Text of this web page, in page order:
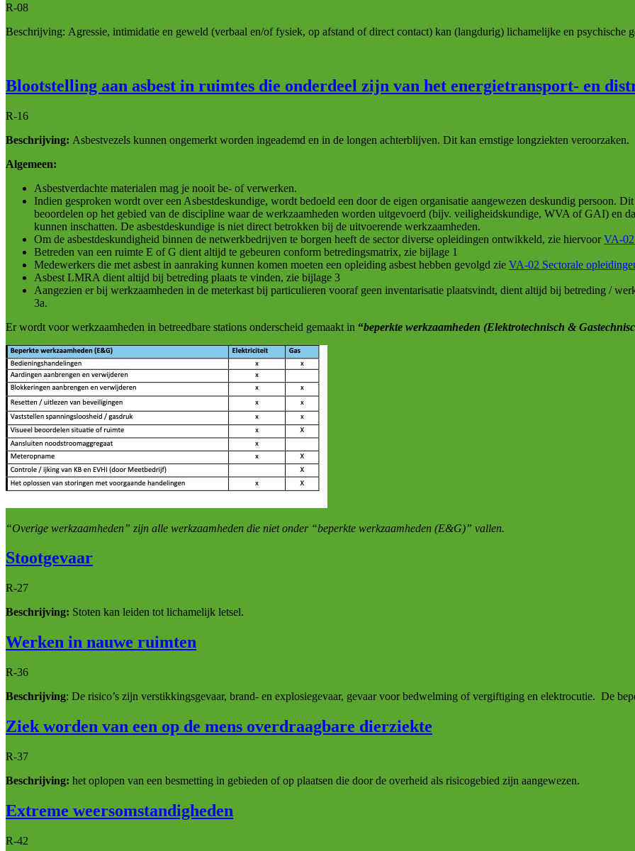
R-08
Beschrijving: Agressie, intimidatie en geweld (verbaal en/of fysiek, op afstand of direct contact) kan (langdurig) lichamelijke en psychische
Blootstelling aan asbest in ruimtes die onderdeel zijn van het energietransport- en
R-16
Beschrijving: Asbestvezels kunnen ongemerkt worden ingeademd en in de longen achterblijven. Dit kan ernstige longziekten veroorzaken.
Algemeen:
Asbestverdachte materialen mag je nooit be- of verwerken.
Indien gesproken wordt over een Asbestdeskundige, wordt bedoeld een door de eigen organisatie aangewezen deskundig persoon.
beoordelen op het gebied van de discipline waar de werkzaamheden worden uitgevoerd (bijv. veiligheidskundige, WVA of GAI) en
kunnen inschatten. De asbestdeskundige is niet direct betrokken bij de uitvoerende werkzaamheden.
Om de asbestdeskundigheid binnen de netwerkbedrijven te borgen heeft de sector diverse opleidingen ontwikkeld, zie hiervoorVA-02
Betreden van een ruimte E of G dient altijd te gebeuren conform betredingsmatrix, zie bijlage 1
Medewerkers die met asbest in aanraking kunnen komen moeten een opleiding asbest hebben gevolgd zie VA-02 Sectorale
Asbest LMRA dient altijd bij betreding plaats te vinden, zie bijlage 3
Aangezien er bij werkzaamheden in de meterkast bij particulieren vooraf geen inventarisatie plaatsvindt, dient altijd bij betreding /
3a.
Er wordt voor werkzaamheden in betreedbare stations onderscheid gemaakt in “beperkte werkzaamheden (Elektrotechnisch &
“Overige werkzaamheden” zijn alle werkzaamheden die niet onder “beperkte werkzaamheden (E&G)” vallen.
Stootgevaar
R-27
Beschrijving: Stoten kan leiden tot lichamelijk letsel.
Werken in nauwe ruimten
R-36
Beschrijving: De risico’s zijn verstikkingsgevaar, brand- en explosiegevaar, gevaar voor bedwelming of vergiftiging en elektrocutie. De
Ziek worden van een op de mens overdraagbare dierziekte
R-37
Beschrijving: het oplopen van een besmetting in gebieden of op plaatsen die door de overheid als risicogebied zijn aangewezen.
Extreme weersomstandigheden
R-42